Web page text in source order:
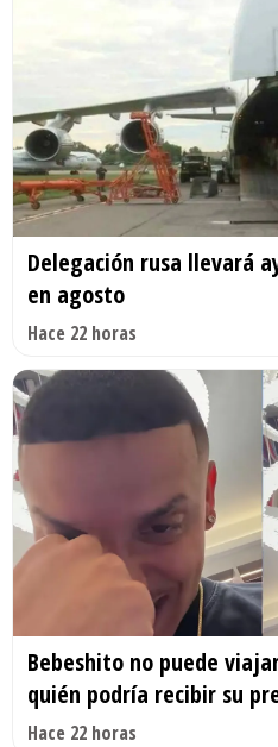
Delegación rusa llevará
en agosto
Hace 22 horas
Bebeshito no puede
quién podría recibir su
Hace 22 horas